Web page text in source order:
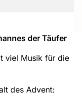
der Täufer
viel Musik für die
des Advent: